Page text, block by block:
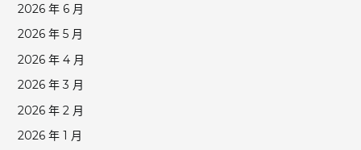
2026 年 6 月
2026 年 5 月
2026 年 4 月
2026 年 3 月
2026 年 2 月
2026 年 1 月